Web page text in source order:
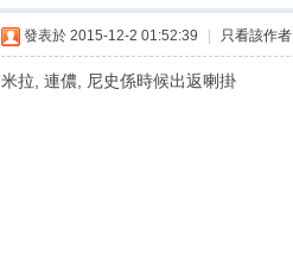
發表於 2015-12-2 01:52:39 只看該作者
米拉, 連儂, 尼史係時候出返喇掛